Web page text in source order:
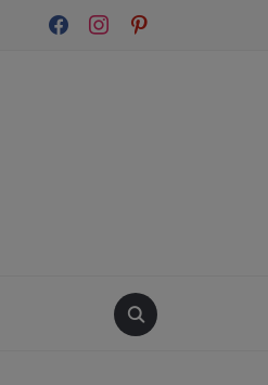
facebookinstagrampinterest